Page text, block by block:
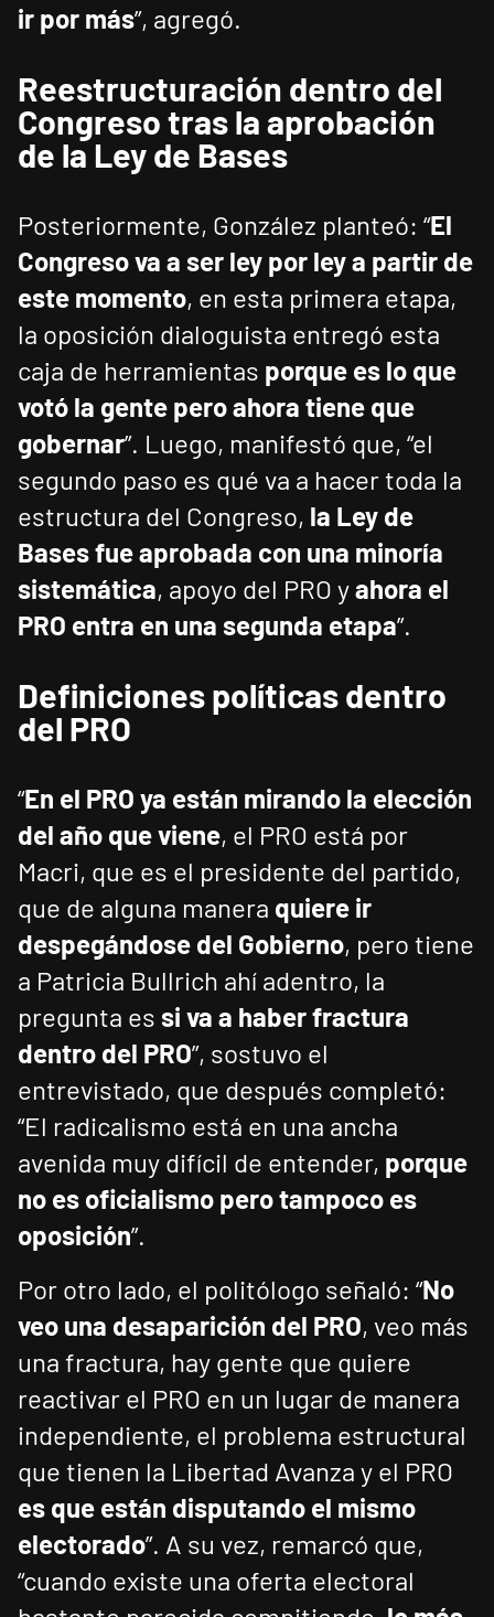
ir por más”, agregó.
Reestructuración dentro del
Congreso tras la aprobación
de la Ley de Bases
Posteriormente, González planteó: “El
Congreso va a ser ley por ley a partir de
este momento, en esta primera etapa,
la oposición dialoguista entregó esta
caja de herramientas porque es lo que
votó la gente pero ahora tiene que
gobernar”. Luego, manifestó que, “el
segundo paso es qué va a hacer toda la
estructura del Congreso, la Ley de
Bases fue aprobada con una minoría
sistemática, apoyo del PRO yahora el
PRO entra en una segunda etapa”.
Definiciones políticas dentro
del PRO
“En el PRO ya están mirando la elección
del año que viene, el PRO está por
Macri, que es el presidente del partido,
que de alguna manera quiere ir
despegándose del Gobierno, pero tiene
a Patricia Bullrich ahí adentro, la
pregunta es si va a haber fractura
dentro del PRO”, sostuvo el
entrevistado, que después completó:
“El radicalismo está en una ancha
avenida muy difícil de entender, porque
no es oficialismo pero tampoco es
oposición”.
Por otro lado, el politólogo señaló: “No
veo una desaparición del PRO, veo más
una fractura, hay gente que quiere
reactivar el PRO en un lugar de manera
independiente, el problema estructural
que tienen la Libertad Avanza y el PRO
es que están disputando el mismo
electorado”. A su vez, remarcó que,
“cuando existe una oferta electoral